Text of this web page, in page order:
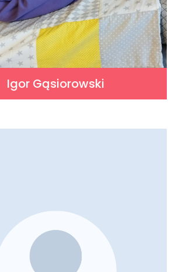
Igor Gąsiorowski